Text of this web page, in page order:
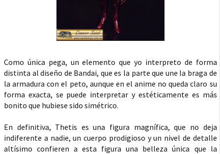
Como única pega, un elemento que yo interpreto de forma
distinta al diseño de Bandai, que es la parte que une la braga de
la armadura con el peto, aunque en el anime no queda claro su
forma exacta, se puede interpretar y estéticamente es más
bonito que hubiese sido simétrico.
En definitiva, Thetis es una figura magnífica, que no deja
indiferente a nadie, un cuerpo prodigioso y un nivel de detalle
altísimo confieren a esta figura una belleza única que la